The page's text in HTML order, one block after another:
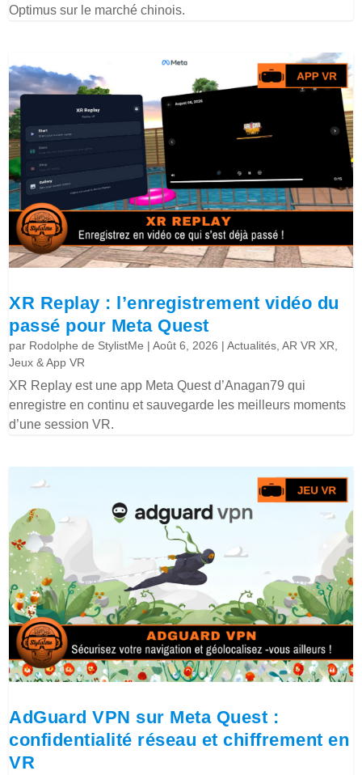
Optimus sur le marché chinois.
XR Replay : l’enregistrement vidéo du
passé pour Meta Quest
par Rodolphe de StylistMe |Août 6, 2026 |Actualités,AR VR XR,
Jeux & App VR
XR Replay est une app Meta Quest d’Anagan79 qui
enregistre en continu et sauvegarde les meilleurs moments
d’une session VR.
AdGuard VPN sur Meta Quest :
confidentialité réseau et chiffrement en
VR